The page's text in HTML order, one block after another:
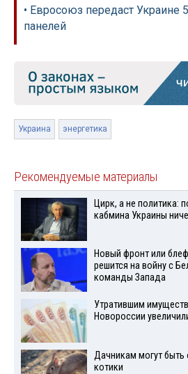
• Евросоюз передаст Украине
панелей
Украина энергетика
Рекомендуемые материалы
Цирк, а не политика:
кабмина Украины
Новый фронт или
решится на войну с
команды Запада
Утратившим
Новороссии
Дачникам могут быть
котики